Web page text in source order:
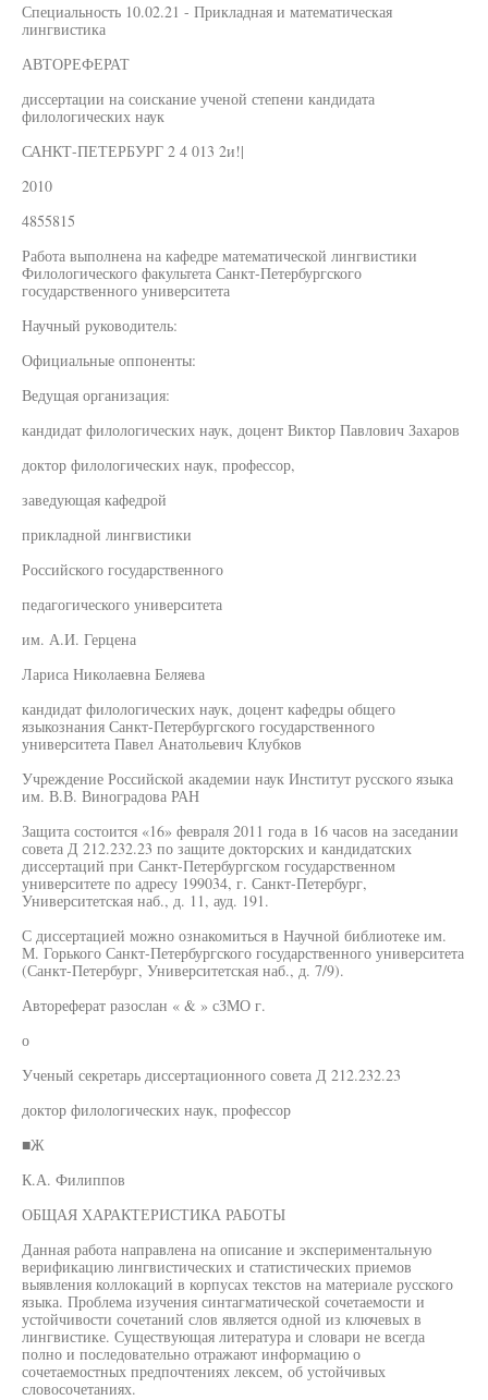
Специальность 10.02.21 - Прикладная и математическая
лингвистика
АВТОРЕФЕРАТ
диссертации на соискание ученой степени кандидата
филологических наук
САНКТ-ПЕТЕРБУРГ 2 4 013 2и!|
2010
4855815
Работа выполнена на кафедре математической лингвистики
Филологического факультета Санкт-Петербургского
государственного университета
Научный руководитель:
Официальные оппоненты:
Ведущая организация:
кандидат филологических наук, доцент Виктор Павлович Захаров
доктор филологических наук, профессор,
заведующая кафедрой
прикладной лингвистики
Российского государственного
педагогического университета
им. А.И. Герцена
Лариса Николаевна Беляева
кандидат филологических наук, доцент кафедры общего
языкознания Санкт-Петербургского государственного
университета Павел Анатольевич Клубков
Учреждение Российской академии наук Институт русского языка
им. В.В. Виноградова РАН
Защита состоится «16» февраля 2011 года в 16 часов на заседании
совета Д 212.232.23 по защите докторских и кандидатских
диссертаций при Санкт-Петербургском государственном
университете по адресу 199034, г. Санкт-Петербург,
Университетская наб., д. 11, ауд. 191.
С диссертацией можно ознакомиться в Научной библиотеке им.
М. Горького Санкт-Петербургского государственного университета
(Санкт-Петербург, Университетская наб., д. 7/9).
Автореферат разослан « & » сЗМО г.
о
Ученый секретарь диссертационного совета Д 212.232.23
доктор филологических наук, профессор
■Ж
К.А. Филиппов
ОБЩАЯ ХАРАКТЕРИСТИКА РАБОТЫ
Данная работа направлена на описание и экспериментальную
верификацию лингвистических и статистических приемов
выявления коллокаций в корпусах текстов на материале русского
языка. Проблема изучения синтагматической сочетаемости и
устойчивости сочетаний слов является одной из ключевых в
лингвистике. Существующая литература и словари не всегда
полно и последовательно отражают информацию о
сочетаемостных предпочтениях лексем, об устойчивых
словосочетаниях.